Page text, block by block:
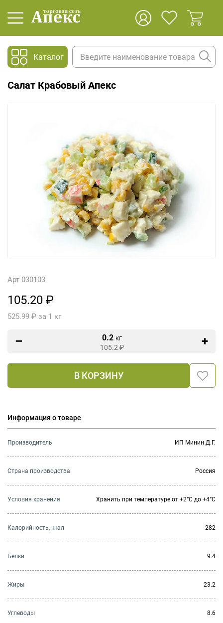
Каталог
Салат Крабовый Апекс
Арт 030103
105.20 ₽
525.99 ₽ за 1 кг
0.2 кг
105.2 ₽
В КОРЗИНУ
Информация о товаре
Производитель ИП Минин Д.Г.
Страна производства Россия
Условия хранения Хранить при температуре от +2°С до +4°С
Калорийность, ккал 282
Белки 9.4
Жиры 23.2
Углеводы 8.6